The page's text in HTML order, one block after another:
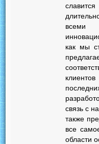
всеми
как мы
связь с
также
все
области